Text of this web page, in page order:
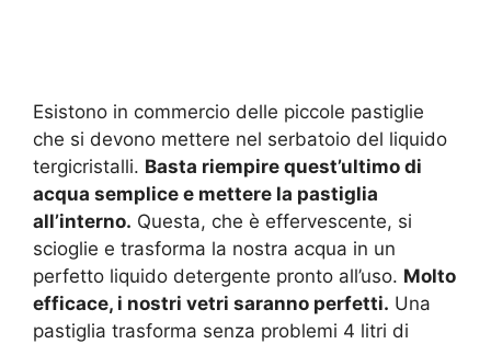
Esistono in commercio delle piccole pastiglie
che si devono mettere nel serbatoio del liquido
tergicristalli. Basta riempire quest’ultimo di
acqua semplice e mettere la pastiglia
all’interno. Questa, che è effervescente, si
scioglie e trasforma la nostra acqua in un
perfetto liquido detergente pronto all’uso. Molto
efficace, i nostri vetri saranno perfetti. Una
pastiglia trasforma senza problemi 4 litri di